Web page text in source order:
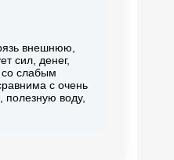
внешнюю,
сил, денег,
со слабым
с очень
воду,